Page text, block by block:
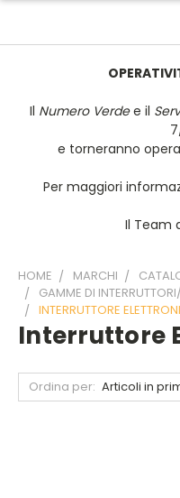
Il Numero Verdee il
e torneranno
Per maggiori
Il Team
HOME MARCHI
GAMME DI
INTERRUTTORE
Interruttore
Ordina per: